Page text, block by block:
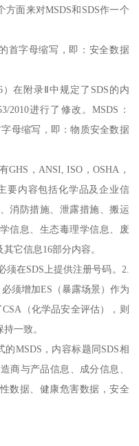
面来对MSDS和SDS作一个
的首字母缩写，即：安全数据
）在附录Ⅱ中规定了SDS的内
2010进行了修改。MSDS：
字母缩写，即：物质安全数据
GHS，ANSI, ISO，OSHA，
要内容包括化学品及企业信
消防措施、泄露措施、搬运
信息、生态毒理学信息、废
它信息16部分内容。
在SDS上提供注册号码。2.
须增加ES（暴露场景）作为
（化学品安全评估），则
一致。
MSDS，内容标题同SDS相
商与产品信息、成分信息、
数据、健康危害数据，安全